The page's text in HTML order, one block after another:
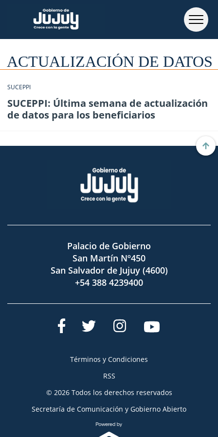
ACTUALIZACIÓN DE DATOS
SUCEPPI
SUCEPPI: Última semana de actualización
de datos para los beneficiarios
Palacio de Gobierno
San Martín Nº450
San Salvador de Jujuy (4600)
+54 388 4239400
Términos y Condiciones
RSS
© 2026 Todos los derechos reservados
Secretaría de Comunicación y Gobierno Abierto